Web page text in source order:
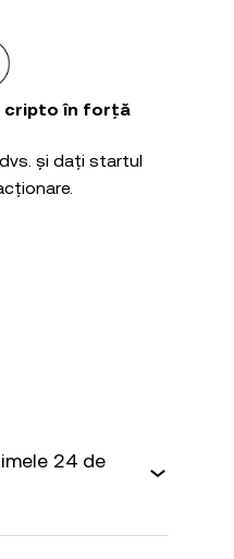
cripto în forță
și dați startul
24 de